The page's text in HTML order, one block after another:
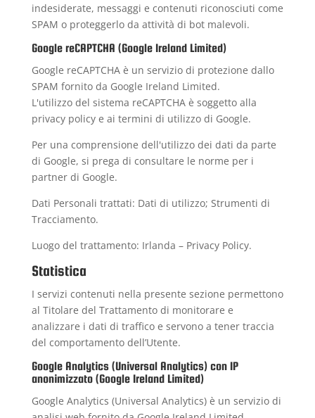
indesiderate, messaggi e contenuti riconosciuti come
SPAM o proteggerlo da attività di bot malevoli.
Google reCAPTCHA (Google Ireland Limited)
Google reCAPTCHA è un servizio di protezione dallo
SPAM fornito da Google Ireland Limited.
L'utilizzo del sistema reCAPTCHA è soggetto alla
privacy policye ai termini di utilizzodi Google.
Per una comprensione dell'utilizzo dei dati da parte
di Google, si prega di consultare le norme per i
partner di Google.
Dati Personali trattati: Dati di utilizzo; Strumenti di
Tracciamento.
Luogo del trattamento: Irlanda – Privacy Policy.
Statistica
I servizi contenuti nella presente sezione permettono
al Titolare del Trattamento di monitorare e
analizzare i dati di traffico e servono a tener traccia
del comportamento dell’Utente.
Google Analytics (Universal Analytics) con IP
anonimizzato (Google Ireland Limited)
Google Analytics (Universal Analytics) è un servizio di